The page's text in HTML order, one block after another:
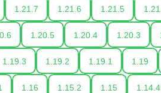
1.21.7 1.21.6 1.21.5
1.20.5 1.20.4 1.20.3
1.19.3 1.19.2 1.19.1 1.19
1.16 1.15.2 1.15 1.14.4